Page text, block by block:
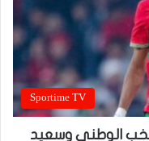
Sportime TV
الوطني وسعيد